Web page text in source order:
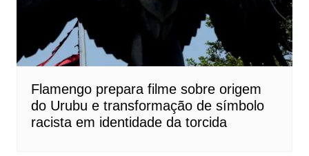
Flamengo prepara filme sobre origem
do Urubu e transformação de símbolo
racista em identidade da torcida